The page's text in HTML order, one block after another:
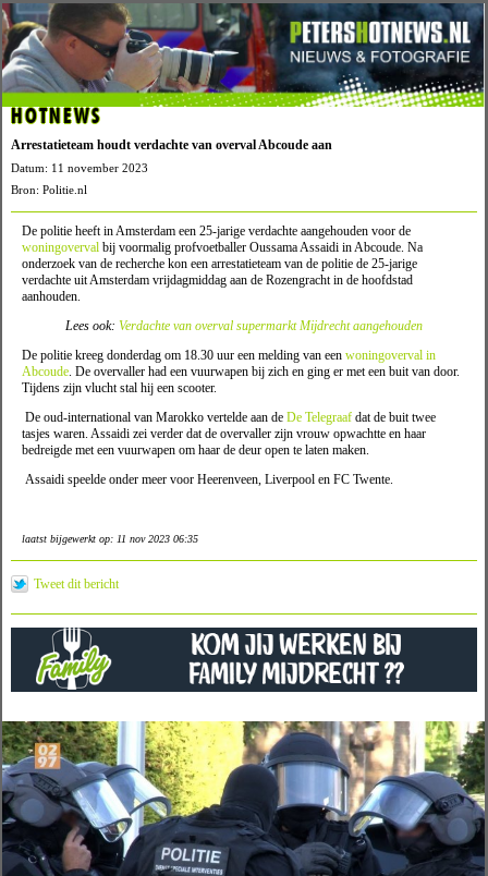
HOTNEWS
Arrestatieteam houdt verdachte van overval Abcoude aan
Datum: 11 november 2023
Bron: Politie.nl
De politie heeft in Amsterdam een 25-jarige verdachte aangehouden voor de
woningoverval bij voormalig profvoetballer Oussama Assaidi in Abcoude. Na
onderzoek van de recherche kon een arrestatieteam van de politie de 25-jarige
verdachte uit Amsterdam vrijdagmiddag aan de Rozengracht in de hoofdstad
aanhouden.
Lees ook: Verdachte van overval supermarkt Mijdrecht aangehouden
De politie kreeg donderdag om 18.30 uur een melding van een woningoverval in
Abcoude. De overvaller had een vuurwapen bij zich en ging er met een buit van door.
Tijdens zijn vlucht stal hij een scooter.
De oud-international van Marokko vertelde aan de De Telegraaf dat de buit twee
tasjes waren. Assaidi zei verder dat de overvaller zijn vrouw opwachtte en haar
bedreigde met een vuurwapen om haar de deur open te laten maken.
Assaidi speelde onder meer voor Heerenveen, Liverpool en FC Twente.
laatst bijgewerkt op: 11 nov 2023 06:35
Tweet dit bericht